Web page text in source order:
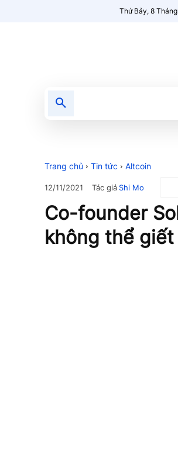
Thứ Bảy, 8
Trang chủ Tin tức Altcoin
12/11/2021 Tác giảShi Mo
Co-founder
không thể